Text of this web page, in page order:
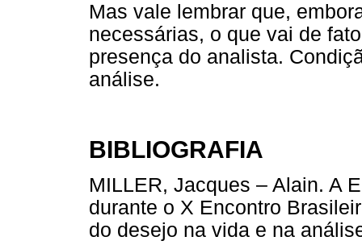
Mas vale lembrar que,
necessárias, o que vai de
presença do analista.
análise.
BIBLIOGRAFIA
MILLER, Jacques – Alain. A
durante o X Encontro
do desejo na vida e na